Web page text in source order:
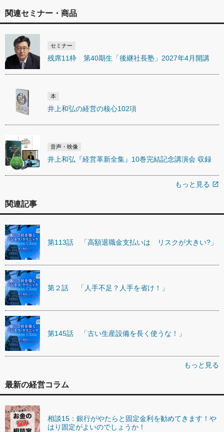
関連セミナー・商品
セミナー
残席11枠 第40期生「後継社長塾」2027年4月開講
本
井上和弘の経営の核心102項
音声・映像
井上和弘『経営革新全集』10巻完結記念講演会 収録
もっと見る open_in_new
関連記事
第113話 「高額退職金支払いは リスクが大きい?」
第２話 「人手不足？人手を省け！」
第145話 「古い生産設備を長く使うな！」
もっと見る
最新の経営コラム
相談15：銀行がやたらと固定金利を勧めてきます！や
はり固定がよいのでしょうか！